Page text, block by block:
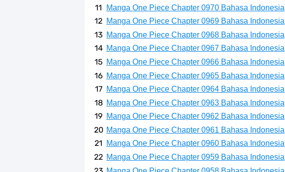
Manga One Piece Chapter 0970 Bahasa Indonesia
Manga One Piece Chapter 0969 Bahasa Indonesia
Manga One Piece Chapter 0968 Bahasa Indonesia
Manga One Piece Chapter 0967 Bahasa Indonesia
Manga One Piece Chapter 0966 Bahasa Indonesia
Manga One Piece Chapter 0965 Bahasa Indonesia
Manga One Piece Chapter 0964 Bahasa Indonesia
Manga One Piece Chapter 0963 Bahasa Indonesia
Manga One Piece Chapter 0962 Bahasa Indonesia
Manga One Piece Chapter 0961 Bahasa Indonesia
Manga One Piece Chapter 0960 Bahasa Indonesia
Manga One Piece Chapter 0959 Bahasa Indonesia